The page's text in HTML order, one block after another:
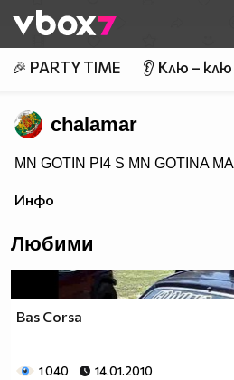
👾
🎉 PARTY TIME 👂 Клю – клю
chalamar
MN GOTIN PI4 S MN GOTINA
Инфо
Любими
Bas Corsa
1 040 14.01.2010